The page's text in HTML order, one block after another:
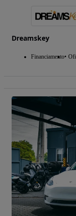
Dreamskey
Financiamento